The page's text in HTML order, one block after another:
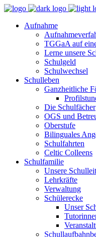
Aufnahme
TGGaA auf
Lerne unsere
Schulgeld
Schulwechsel
Schulleben
Ganzheitliche
Die Schulfächer
OGS und
Oberstufe
Bilinguales
Schulfahrten
Celtic Colleens
Schulfamilie
Unsere
Lehrkräfte
Verwaltung
Schülerecke
Unser